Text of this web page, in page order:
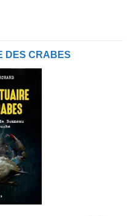
DES CRABES